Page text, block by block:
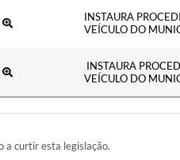
INSTAURA
VEÍCULO DO
INSTAURA
VEÍCULO DO
a curtir esta legislação.